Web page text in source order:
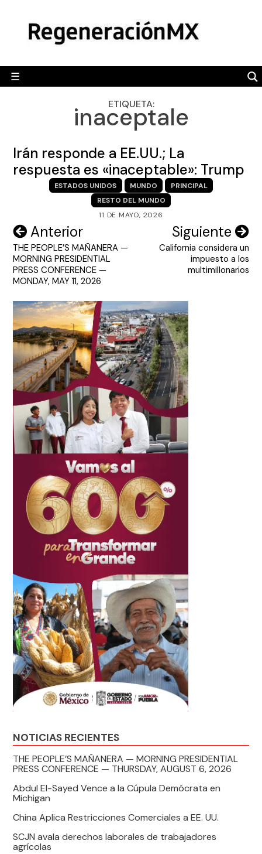
content
☰
POLÍTICA
CAMALEÓN
OPINIÓN
ENGLISH SECTION
VIDEOS
ETIQUETA:
inaceptale
Irán responde a EE.UU.; La
respuesta es «inaceptable»: Trump
ESTADOS UNIDOS MUNDO
PRINCIPAL
RESTO DEL MUNDO
11 DE MAYO, 2026
Navegación
de
entradas
Anterior
THE PEOPLE’S MAÑANERA —
MORNING PRESIDENTIAL
PRESS CONFERENCE —
MONDAY, MAY 11, 2026
Siguiente
California considera un
impuesto a los
multimillonarios
NOTICIAS RECIENTES
THE PEOPLE’S MAÑANERA — MORNING PRESIDENTIAL
PRESS CONFERENCE — THURSDAY, AUGUST 6, 2026
Abdul El-Sayed Vence a la Cúpula Demócrata en
Michigan
China Aplica Restricciones Comerciales a EE. UU.
SCJN avala derechos laborales de trabajadores
agrícolas